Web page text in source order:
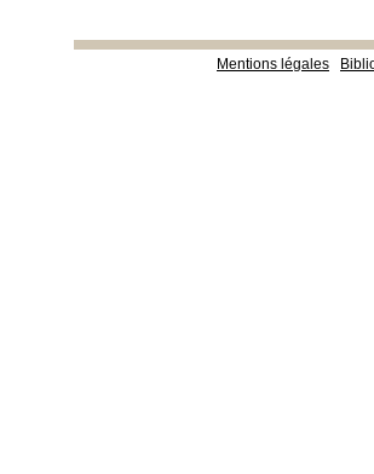
Mentions légales